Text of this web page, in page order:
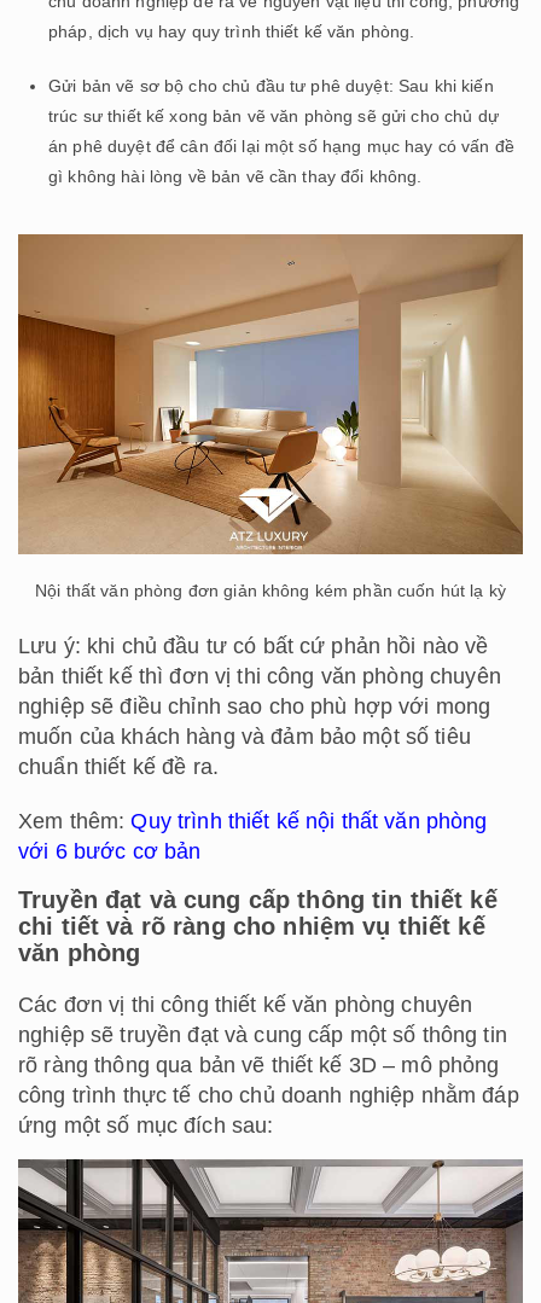
pháp, dịch vụ hay quy trình thiết kế văn phòng.
Gửi bản vẽ sơ bộ cho chủ đầu tư phê duyệt: Sau khi kiến
trúc sư thiết kế xong bản vẽ văn phòng sẽ gửi cho chủ dự
án phê duyệt để cân đối lại một số hạng mục hay có vấn đề
gì không hài lòng về bản vẽ cần thay đổi không.
Nội thất văn phòng đơn giản không kém phần cuốn hút lạ kỳ
Lưu ý: khi chủ đầu tư có bất cứ phản hồi nào về
bản thiết kế thì đơn vị thi công văn phòng chuyên
nghiệp sẽ điều chỉnh sao cho phù hợp với mong
muốn của khách hàng và đảm bảo một số tiêu
chuẩn thiết kế đề ra.
Xem thêm:Quy trình thiết kế nội thất văn phòng
với 6 bước cơ bản
Truyền đạt và cung cấp thông tin thiết kế
chi tiết và rõ ràng cho nhiệm vụ thiết kế
văn phòng
Các đơn vị thi công thiết kế văn phòng chuyên
nghiệp sẽ truyền đạt và cung cấp một số thông tin
rõ ràng thông qua bản vẽ thiết kế 3D – mô phỏng
công trình thực tế cho chủ doanh nghiệp nhằm đáp
ứng một số mục đích sau: